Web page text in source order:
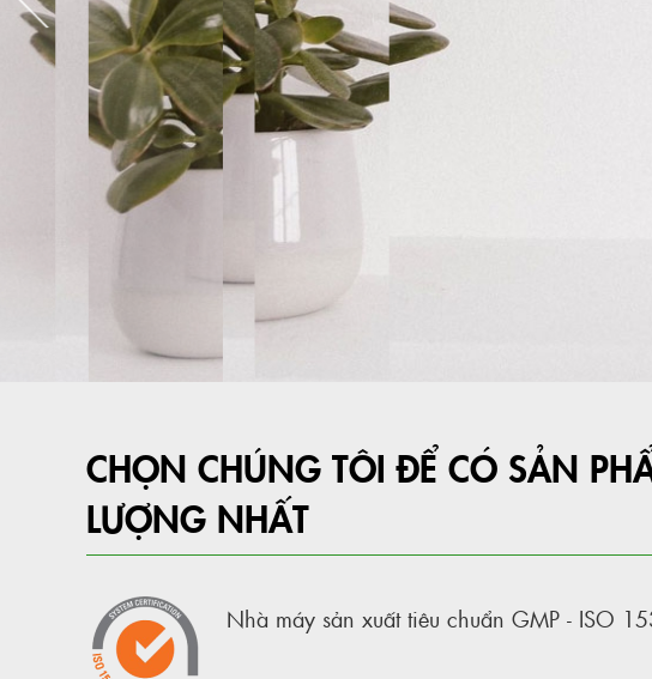
CHỌN CHÚNG TÔI ĐỂ CÓ SẢN
LƯỢNG NHẤT
Nhà máy sản xuất tiêu chuẩn GMP - ISO